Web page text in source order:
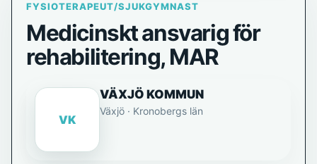
FYSIOTERAPEUT/SJUKGYMNAST
Medicinskt ansvarig för
rehabilitering, MAR
VK
VÄXJÖ KOMMUN
Växjö · Kronobergs län